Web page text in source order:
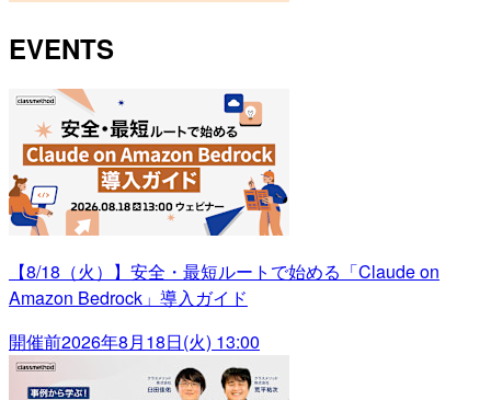
EVENTS
【8/18（火）】安全・最短ルートで始める「Claude on
Amazon Bedrock」導入ガイド
開催前2026年8月18日(火) 13:00